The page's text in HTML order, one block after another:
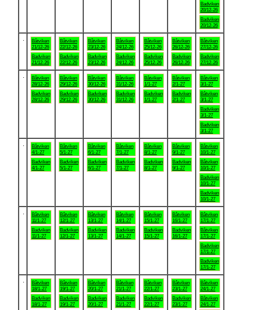
Badviken
20/12-26
Badviken
20/12-26
Båtviken
21/12-26
Badviken
21/12-26
Båtviken
22/12-26
Badviken
22/12-26
Båtviken
23/12-26
Badviken
23/12-26
Båtviken
24/12-26
Badviken
24/12-26
Båtviken
25/12-26
Badviken
25/12-26
Båtviken
26/12-26
Badviken
26/12-26
Båtviken
27/12-26
Badviken
27/12-26
Båtviken
28/12-26
Badviken
28/12-26
Båtviken
29/12-26
Badviken
29/12-26
Båtviken
30/12-26
Badviken
30/12-26
Båtviken
31/12-26
Badviken
31/12-26
Båtviken
1/1-27
Badviken
1/1-27
Båtviken
2/1-27
Badviken
2/1-27
Båtviken
3/1-27
Båtviken
3/1-27
Badviken
3/1-27
Badviken
3/1-27
Båtviken
4/1-27
Badviken
4/1-27
Båtviken
5/1-27
Badviken
5/1-27
Båtviken
6/1-27
Badviken
6/1-27
Båtviken
7/1-27
Badviken
7/1-27
Båtviken
8/1-27
Badviken
8/1-27
Båtviken
9/1-27
Badviken
9/1-27
Båtviken
10/1-27
Båtviken
10/1-27
Badviken
10/1-27
Badviken
10/1-27
Båtviken
11/1-27
Badviken
11/1-27
Båtviken
12/1-27
Badviken
12/1-27
Båtviken
13/1-27
Badviken
13/1-27
Båtviken
14/1-27
Badviken
14/1-27
Båtviken
15/1-27
Badviken
15/1-27
Båtviken
16/1-27
Badviken
16/1-27
Båtviken
17/1-27
Båtviken
17/1-27
Badviken
17/1-27
Badviken
17/1-27
Båtviken
18/1-27
Badviken
18/1-27
Båtviken
19/1-27
Badviken
19/1-27
Båtviken
20/1-27
Badviken
20/1-27
Båtviken
21/1-27
Badviken
21/1-27
Båtviken
22/1-27
Badviken
22/1-27
Båtviken
23/1-27
Badviken
23/1-27
Båtviken
24/1-27
Båtviken
24/1-27